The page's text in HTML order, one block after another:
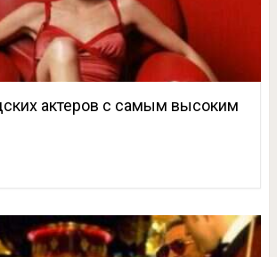
актеров с самым высоким